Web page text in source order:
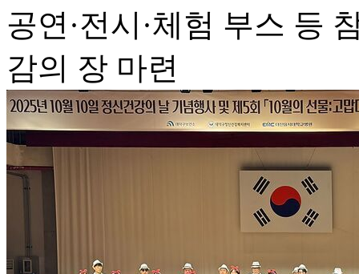
공연·전시·체험 부스 등
감의 장 마련